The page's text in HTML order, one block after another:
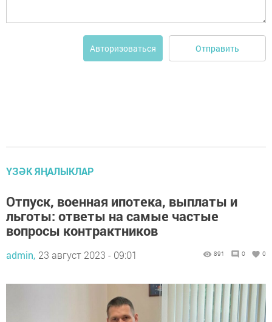
Авторизоваться Отправить
ҮЗӘК ЯҢАЛЫКЛАР
Отпуск, военная ипотека, выплаты и
льготы: ответы на самые частые
вопросы контрактников
admin, 23 август 2023 - 09:01 891 0 0